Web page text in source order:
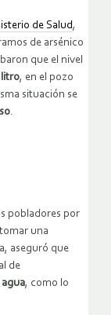
de Salud,
de arsénico
que el nivel
litro, en el pozo
situación se
.
pobladores por
una
aseguró que
de
agua, como lo